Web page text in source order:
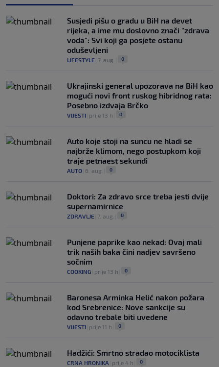
Susjedi pišu o gradu u BiH na devet
rijeka, a ime mu doslovno znači "zdrava
voda": Svi koji ga posjete ostanu
oduševljeni
LIFESTYLE 7. aug. 0
Ukrajinski general upozorava na BiH kao
mogući novi front ruskog hibridnog rata:
Posebno izdvaja Brčko
VIJESTI prije 13 h 0
Auto koje stoji na suncu ne hladi se
najbrže klimom, nego postupkom koji
traje petnaest sekundi
AUTO 6. aug. 0
Doktori: Za zdravo srce treba jesti dvije
supernamirnice
ZDRAVLJE 7. aug. 0
Punjene paprike kao nekad: Ovaj mali
trik naših baka čini nadjev savršeno
sočnim
COOKING prije 13 h 0
Baronesa Arminka Helić nakon požara
kod Srebrenice: Nove sankcije su
odavno trebale biti uvedene
VIJESTI prije 11 h 0
Hadžići: Smrtno stradao motociklista
CRNA HRONIKA prije 4 h 0